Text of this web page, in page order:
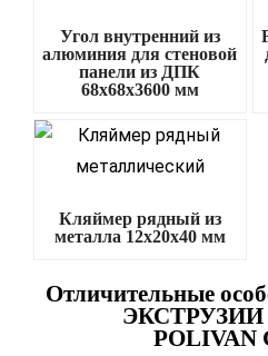
Угол внутренний из
алюминия для стеновой
панели из ДПК
68х68х3600 мм
Кляймер рядный из
металла 12х20х40 мм
Отличительные
ЭКСТРУЗИИ
POLIVAN